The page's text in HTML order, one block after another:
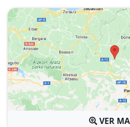
VER